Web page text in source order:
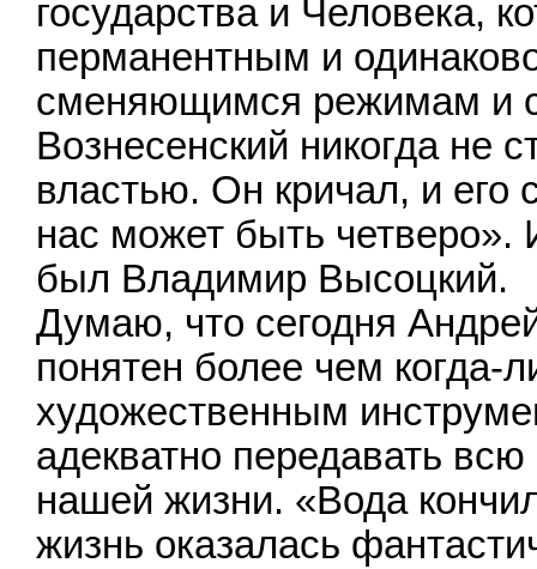
государства и Человека,
перманентным и
сменяющимся режимам и
Вознесенский никогда не
властью. Он кричал, и
нас может быть
был Владимир Высоцкий.
Думаю, что сегодня
понятен более чем когда-
художественным
адекватно передавать
нашей жизни. «Вода
жизнь оказалась